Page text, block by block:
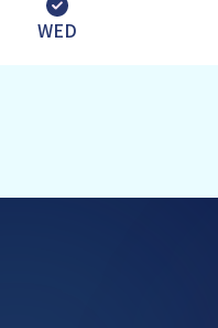
WED